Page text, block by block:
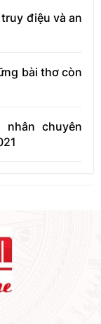
điệu và an
bài thơ còn
chuyên